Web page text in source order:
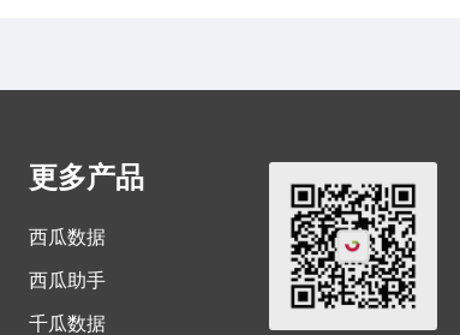
更多产品
西瓜数据
西瓜助手
千瓜数据